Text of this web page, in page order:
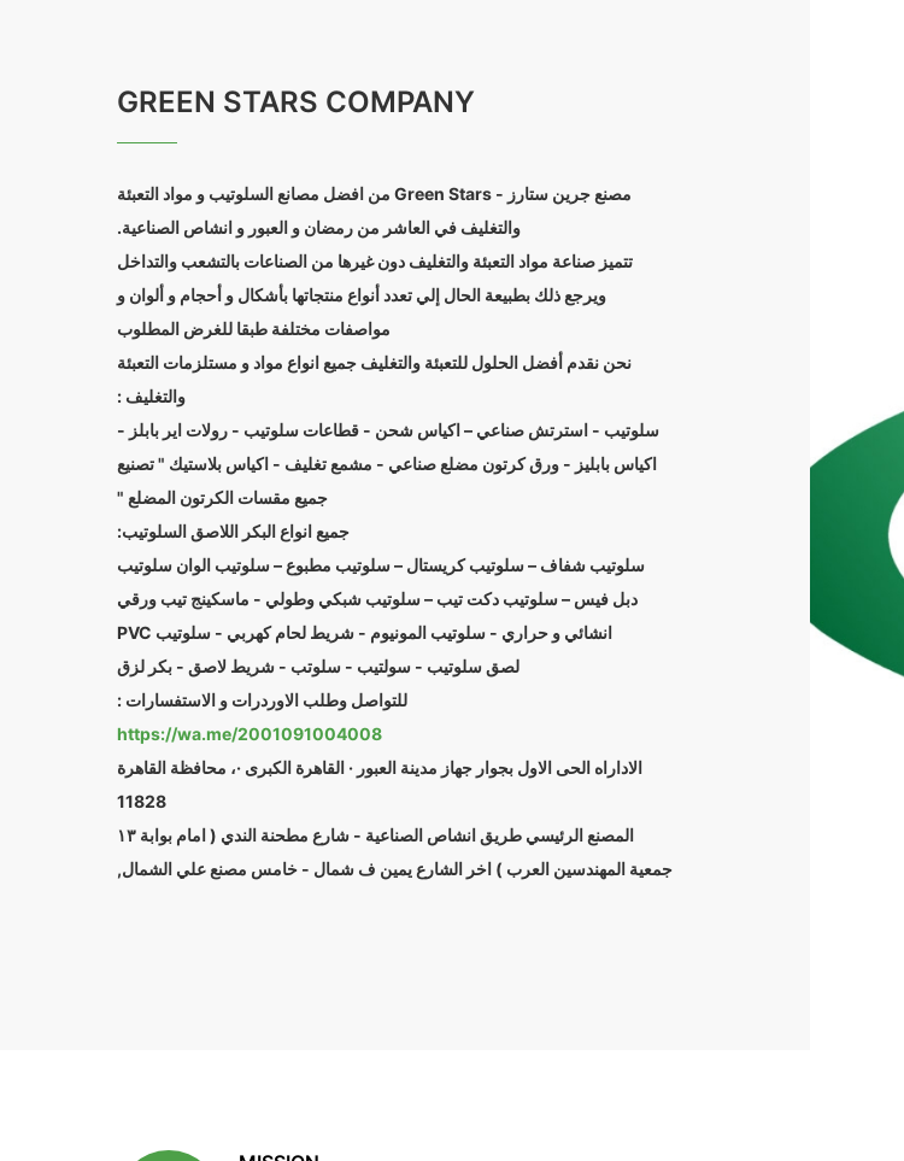
GREEN STARS COMPANY
مصنع جرين ستارز - Green Stars من افضل مصانع السلوتيب و مواد التعبئة
والتغليف في العاشر من رمضان و العبور و انشاص الصناعية.
تتميز صناعة مواد التعبئة والتغليف دون غيرها من الصناعات بالتشعب والتداخل
ويرجع ذلك بطبيعة الحال إلي تعدد أنواع منتجاتها بأشكال و أحجام و ألوان و
مواصفات مختلفة طبقا للغرض المطلوب
نحن نقدم أفضل الحلول للتعبئة والتغليف جميع انواع مواد و مستلزمات التعبئة
والتغليف :
سلوتيب - استرتش صناعي – اكياس شحن - قطاعات سلوتيب - رولات اير بابلز -
اكياس بابليز - ورق كرتون مضلع صناعي - مشمع تغليف - اكياس بلاستيك " تصنيع
جميع مقسات الكرتون المضلع "
جميع انواع البكر اللاصق السلوتيب:
سلوتيب شفاف – سلوتيب كريستال – سلوتيب مطبوع – سلوتيب الوان سلوتيب
دبل فيس – سلوتيب دكت تيب – سلوتيب شبكي وطولي - ماسكينج تيب ورقي
انشائي و حراري - سلوتيب المونيوم - شريط لحام كهربي - سلوتيب PVC
لصق سلوتيب - سولتيب - سلوتب - شريط لاصق - بكر لزق
للتواصل وطلب الاوردرات و الاستفسارات :
https://wa.me/2001091004008
الاداراه الحى الاول بجوار جهاز مدينة العبور · القاهرة الكبرى ·، محافظة القاهرة‬
11828
المصنع الرئيسي طريق انشاص الصناعية - شارع مطحنة الندي ( امام بوابة ١٣
جمعية المهندسين العرب ) اخر الشارع يمين ف شمال - خامس مصنع علي الشمال,